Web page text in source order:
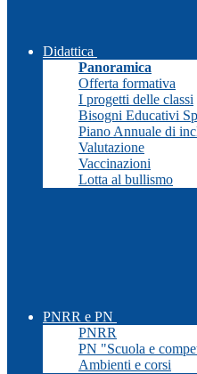
Didattica
Panoramica
Offerta formativa
I progetti delle classi
Bisogni Educativi
Piano Annuale di
Valutazione
Vaccinazioni
Lotta al bullismo
PNRR e PN
PNRR
PN "Scuola e
Ambienti e corsi